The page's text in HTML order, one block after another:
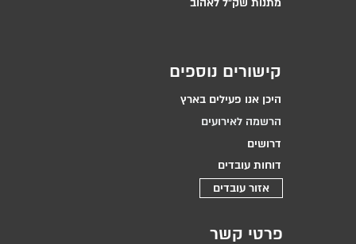
מתנות שק״ל לאהוב
קישורים נוספים
היכן אנו פעילים בארץ
הרשמה לאירועים
דרושים
דוחות עובדים
אזור עובדים
פרטי קשר